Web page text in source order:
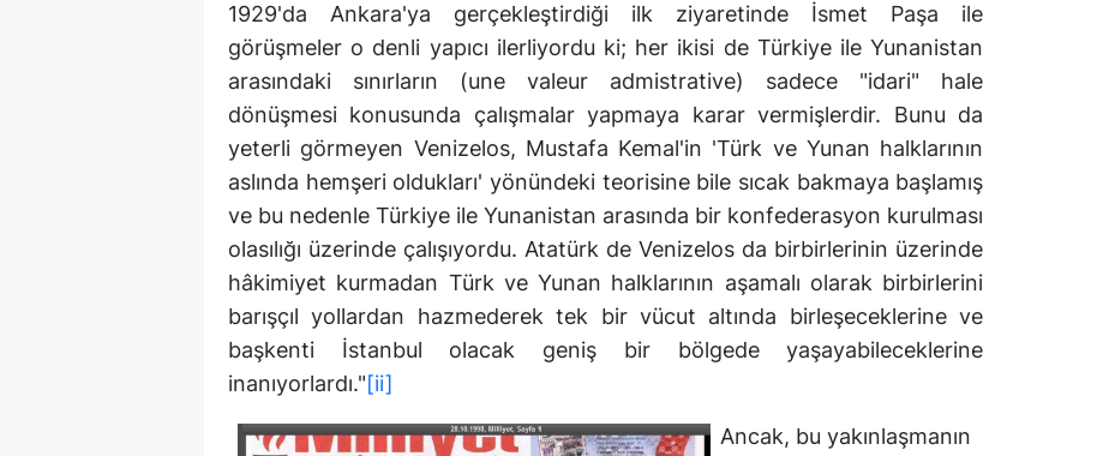
1929'da Ankara'ya gerçekleştirdiği ilk ziyaretinde İsmet Paşa ile
görüşmeler o denli yapıcı ilerliyordu ki; her ikisi de Türkiye ile Yunanistan
arasındaki sınırların (une valeur admistrative) sadece "idari" hale
dönüşmesi konusunda çalışmalar yapmaya karar vermişlerdir. Bunu da
yeterli görmeyen Venizelos, Mustafa Kemal'in 'Türk ve Yunan halklarının
aslında hemşeri oldukları' yönündeki teorisine bile sıcak bakmaya başlamış
ve bu nedenle Türkiye ile Yunanistan arasında bir konfederasyon kurulması
olasılığı üzerinde çalışıyordu. Atatürk de Venizelos da birbirlerinin üzerinde
hâkimiyet kurmadan Türk ve Yunan halklarının aşamalı olarak birbirlerini
barışçıl yollardan hazmederek tek bir vücut altında birleşeceklerine ve
başkenti İstanbul olacak geniş bir bölgede yaşayabileceklerine
inanıyorlardı."[ii]
Ancak, bu yakınlaşmanın